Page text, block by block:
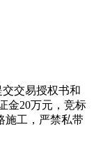
交易授权书和
金20万元，竞标
施工，严禁私带